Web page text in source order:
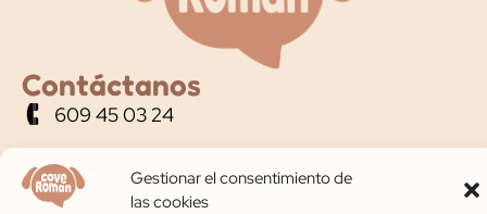
Gestionar el consentimiento de
las cookies
Contáctanos
609 45 03 24
coveroman@gmail.com